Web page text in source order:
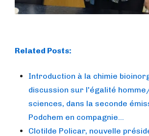
Related Posts:
Introduction à la chimie
discussion sur l'égalité
sciences, dans la seconde
Podchem en compagnie…
Clotilde Policar, nouvelle